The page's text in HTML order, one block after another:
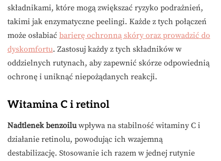
składnikami, które mogą zwiększać ryzyko podrażnień,
takimi jak enzymatyczne peelingi. Każde z tych połączeń
może osłabiać barierę ochronną skóry oraz prowadzić do
dyskomfortu. Zastosuj każdy z tych składników w
oddzielnych rutynach, aby zapewnić skórze odpowiednią
ochronę i uniknąć niepożądanych reakcji.
Witamina C i retinol
Nadtlenek benzoiluwpływa na stabilność witaminy C i
działanie retinolu, powodując ich wzajemną
destabilizację. Stosowanie ich razem w jednej rutynie